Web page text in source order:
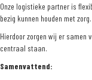
Onze logistieke partner is
bezig kunnen houden met zorg.
Hierdoor zorgen wij er samen
centraal staan.
Samenvattend: